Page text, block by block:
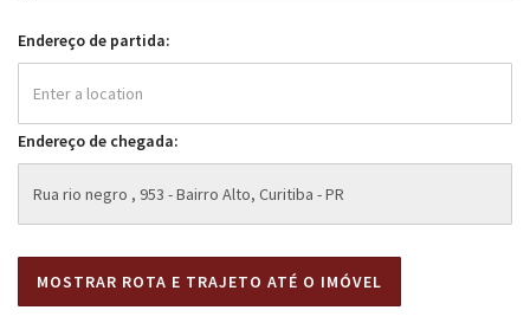
Endereço de partida:
Endereço de chegada: